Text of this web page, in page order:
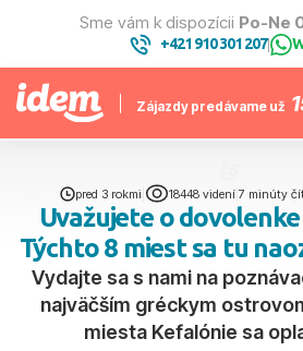
Sme vám k dispozícii Po-Ne
+421 910 301 207|
Zájazdy predávame už
pred 3 rokmi 18448 videní|7 minúty
Uvažujete o
Týchto 8 miest sa tu
Vydajte sa s nami na
najväčším gréckym
miesta Kefalónie sa